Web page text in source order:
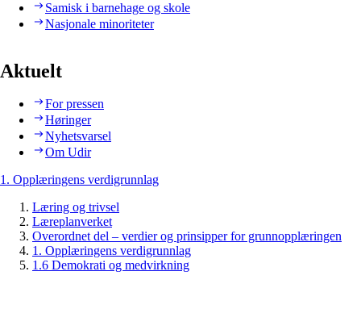
Samisk i barnehage og skole
Nasjonale minoriteter
Aktuelt
For pressen
Høringer
Nyhetsvarsel
Om Udir
1. Opplæringens verdigrunnlag
Læring og trivsel
Læreplanverket
Overordnet del – verdier og prinsipper for grunnopplæringen
1. Opplæringens verdigrunnlag
1.6 Demokrati og medvirkning